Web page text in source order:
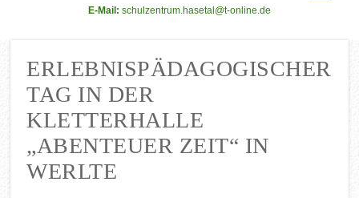
E-Mail: schulzentrum.hasetal@t-online.de
ERLEBNISPÄDAGOGISCHER
TAG IN DER
KLETTERHALLE
„ABENTEUER ZEIT“ IN
WERLTE